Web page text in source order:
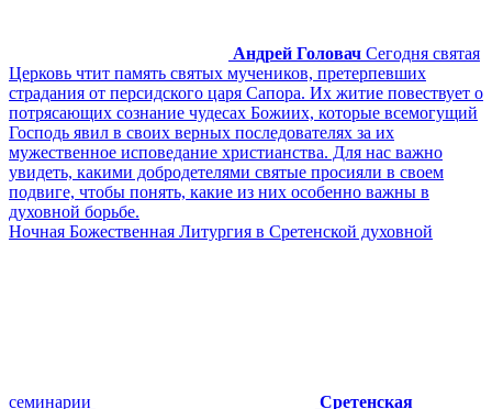
Андрей Головач Сегодня святая
Церковь чтит память святых мучеников, претерпевших
страдания от персидского царя Сапора. Их житие повествует о
потрясающих сознание чудесах Божиих, которые всемогущий
Господь явил в своих верных последователях за их
мужественное исповедание христианства. Для нас важно
увидеть, какими добродетелями святые просияли в своем
подвиге, чтобы понять, какие из них особенно важны в
духовной борьбе.
Ночная Божественная Литургия в Сретенской духовной
семинарии
Сретенская